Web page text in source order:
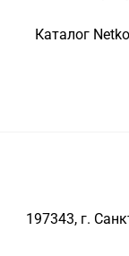
Каталог
197343, г.